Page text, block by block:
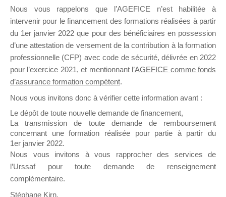
Ce groupe est destiné aux Organismes de
Formation qui souhaitent répondre à l’Appel à
Propositions Mallette du Dirigeant.
Ce groupe propose un forum dédié au support
sur lequel il est possible de laisser un message
ou poser une question.
NB : Il est nécessaire d’être
pouvoir rejoindre ce groupe
Nous vous rappelons que l’AGEFICE n’est habilitée à
intervenir pour le financement des formations réalisées à partir
du 1er janvier 2022 que pour des bénéficiaires en possession
d’une attestation de versement de la contribution à la formation
professionnelle (CFP) avec code de sécurité, délivrée en 2022
pour l’exercice 2021, et mentionnant l’AGEFICE comme fonds
d’assurance formation compétent.
Nous vous invitons donc à vérifier cette information avant :
Le dépôt de toute nouvelle demande de financement,
La transmission de toute demande de remboursement
concernant une formation réalisée pour partie à partir du
1er janvier 2022.
Nous vous invitons à vous rapprocher des services de
l’Urssaf pour toute demande de renseignement
complémentaire.
Stéphane Kirn,